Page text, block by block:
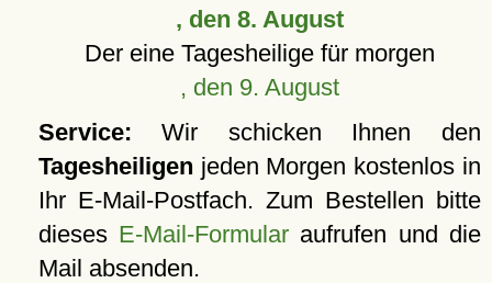
, den 8. August
Der eine Tagesheilige für morgen
, den 9. August
Service: Wir schicken Ihnen den
Tagesheiligen jeden Morgen kostenlos in
Ihr E-Mail-Postfach. Zum Bestellen bitte
dieses E-Mail-Formular aufrufen und die
Mail absenden.